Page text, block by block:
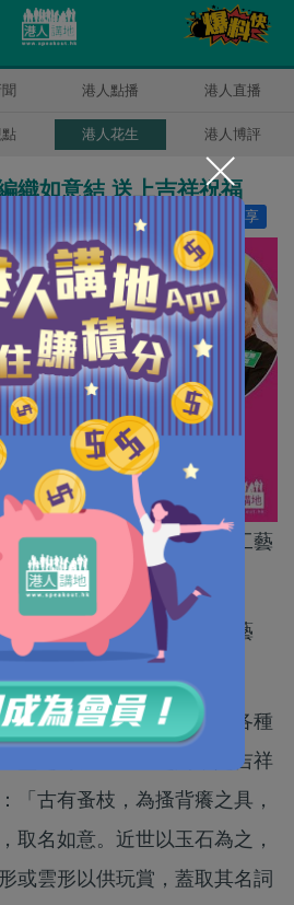
港人點播 港人直播
港人花生 港人博評
織如意結 送上吉祥祝福
分享
少介紹中國傳統的裝飾手工藝
，是用繩編織而成的手工藝
品中佔重要地位。
由四個三環結組成，幾乎各種
靈芝為長生不老之葯，是吉祥
「古有蚤枝，為搔背癢之具，
取名如意。近世以玉石為之，
或雲形以供玩賞，蓋取其名詞